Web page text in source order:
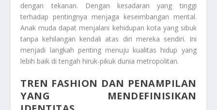
dengan tekanan. Dengan kesadaran yang tinggi
terhadap pentingnya menjaga keseimbangan mental.
Anak muda dapat menjalani kehidupan kota yang sibuk
tanpa kehilangan kendali atas diri mereka sendiri. Ini
menjadi langkah penting menuju kualitas hidup yang
lebih baik di tengah hiruk-pikuk dunia metropolitan.
TREN FASHION DAN PENAMPILAN
YANG MENDEFINISIKAN